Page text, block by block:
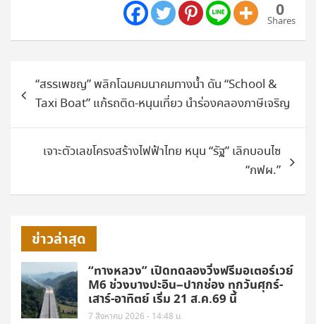
0
Shares
แนะแนว
เรื่อง“สรรเพชญ” พลิกโฉมคมนาคมทางน้ำ ดัน “School &
Taxi Boat” แก้รถติด-หนุนเที่ยว นำร่องคลองภาษีเจริญ
เจาะตัวเลขโครงสร้างไฟฟ้าไทย หนุน “รัฐ” เลิกบอนไซ
“กฟผ.”
ข่าวล่าสุด
“ทางหลวง” เปิดทดลองวิ่งฟรีมอเตอร์เวย์
M6 ช่วงบางปะอิน–ปากช่อง ทุกวันศุกร์-
เสาร์-อาทิตย์ เริ่ม 21 ส.ค.69 นี้
7 สิงหาคม 2026 - 14:48 น.